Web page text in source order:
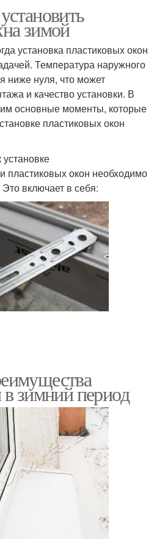
зимой
установка пластиковых окон
Температура наружного
ниже нуля, что может
и качество установки. В
основные моменты, которые
пластиковых окон
пластиковых окон необходимо
включает в себя:
зимний период